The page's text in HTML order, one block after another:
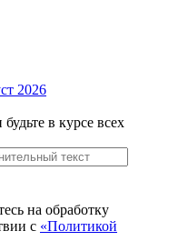
2026
в курсе всех
на обработку
с «Политикой